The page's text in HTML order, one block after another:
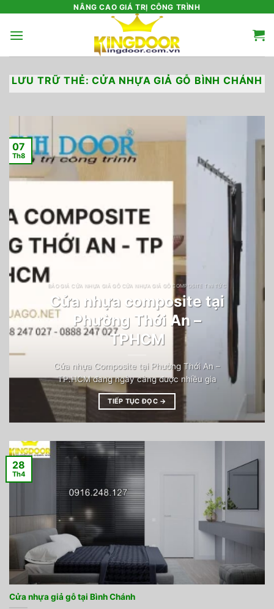
nội
NÂNG CAO GIÁ TRỊ CÔNG TRÌNH
LƯU TRỮ THẺ:CỬA NHỰA GIẢ GỖ BÌNH CHÁNH
BÁO GIÁ CỬA NHỰA GIẢ GỖ CỬA NHỰA GIẢ GỖ COMPOSITE TIN TỨC
Cửa nhựa composite tại
Phường Thới An –
TPHCM
Cửa nhựa Composite tại Phường Thới An –
TP.HCM đang ngày càng được nhiều gia
TIẾP TỤC ĐỌC →
07
Th8
Cửa nhựa giả gỗ tại Bình Chánh
28
Th4